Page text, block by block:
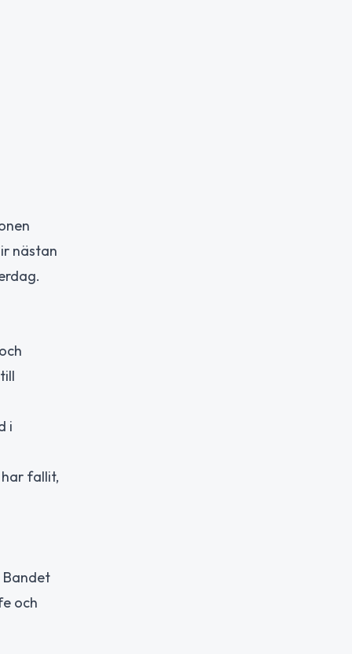
nästan
i
fallit,
Bandet
och